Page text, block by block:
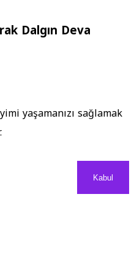
Dalgın Deva
yaşamanızı sağlamak
Kabul